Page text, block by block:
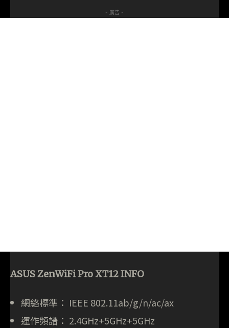
- 廣告 -
ASUS ZenWiFi Pro XT12 INFO
網絡標準： IEEE 802.11ab/g/n/ac/ax
運作頻譜： 2.4GHz+5GHz+5GHz